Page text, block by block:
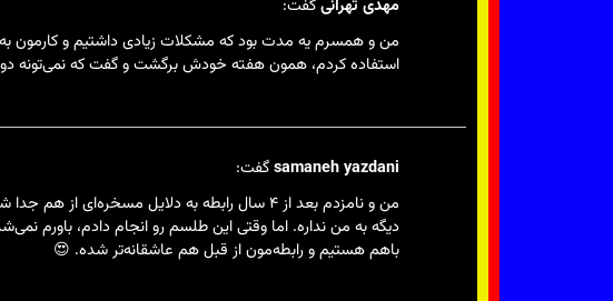
مهدی تهرانیگفت:
من و همسرم یه مدت بود که مشکلات زیادی داشتیم و کارمون
استفاده کردم، همون هفته خودش برگشت و گفت که نمی‌تونه
samaneh yazdaniگفت:
من و نامزدم بعد از ۴ سال رابطه به دلایل
باهم هستیم و رابطه‌مون از قبل هم عاشقانه‌تر شده. 😍